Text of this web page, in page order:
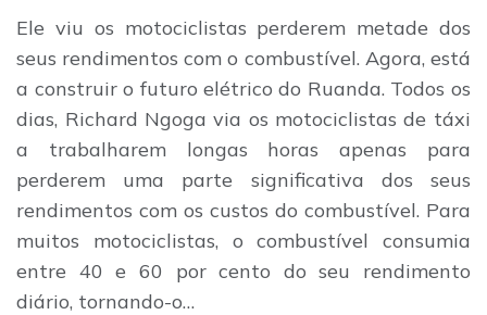
Ele viu os motociclistas perderem metade dos
seus rendimentos com o combustível. Agora, está
a construir o futuro elétrico do Ruanda. Todos os
dias, Richard Ngoga via os motociclistas de táxi
a trabalharem longas horas apenas para
perderem uma parte significativa dos seus
rendimentos com os custos do combustível. Para
muitos motociclistas, o combustível consumia
entre 40 e 60 por cento do seu rendimento
diário, tornando-o…